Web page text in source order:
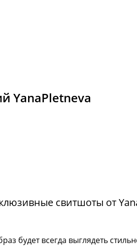
YanaPletneva
свитшоты от
будет всегда выглядеть